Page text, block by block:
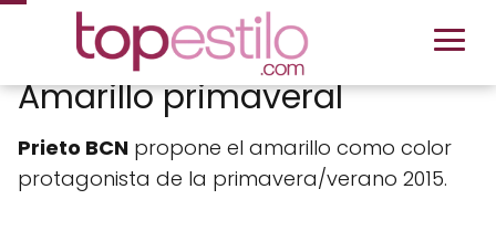
Amarillo primaveral
Prieto BCN propone el amarillo como color
protagonista de la primavera/verano 2015.